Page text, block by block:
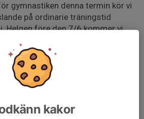
gymnastiken denna termin kör vi
på ordinarie träningstid
Helgen före den 7/6 kommer vi
termin. Mer info kommer
vet vi inte än. Men inte i Astra
möjlighet.
kakor